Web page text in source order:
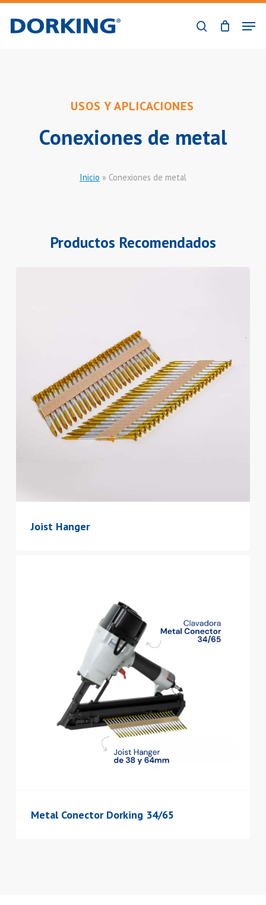
buscar
Menu
USOS Y APLICACIONES
Conexiones de metal
Inicio » Conexiones de metal
Productos Recomendados
Joist Hanger
Metal Conector Dorking 34/65